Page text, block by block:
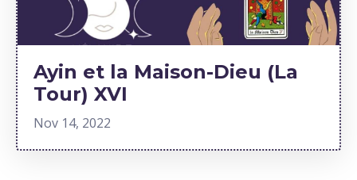
Ayin et la Maison-Dieu (La
Tour) XVI
Nov 14, 2022